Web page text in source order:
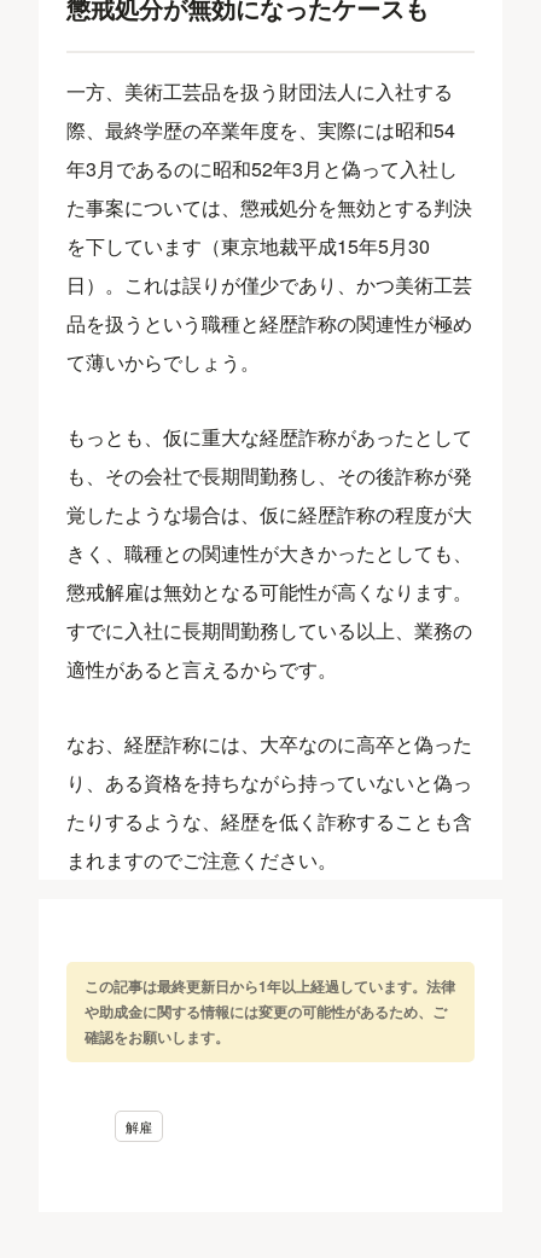
懲戒処分が無効になったケースも
一方、美術工芸品を扱う財団法人に入社する
際、最終学歴の卒業年度を、実際には昭和54
年3月であるのに昭和52年3月と偽って入社し
た事案については、懲戒処分を無効とする判決
を下しています（東京地裁平成15年5月30
日）。これは誤りが僅少であり、かつ美術工芸
品を扱うという職種と経歴詐称の関連性が極め
て薄いからでしょう。
もっとも、仮に重大な経歴詐称があったとして
も、その会社で長期間勤務し、その後詐称が発
覚したような場合は、仮に経歴詐称の程度が大
きく、職種との関連性が大きかったとしても、
懲戒解雇は無効となる可能性が高くなります。
すでに入社に長期間勤務している以上、業務の
適性があると言えるからです。
なお、経歴詐称には、大卒なのに高卒と偽った
り、ある資格を持ちながら持っていないと偽っ
たりするような、経歴を低く詐称することも含
まれますのでご注意ください。
この記事は最終更新日から1年以上経過しています。法律
や助成金に関する情報には変更の可能性があるため、ご
確認をお願いします。
解雇